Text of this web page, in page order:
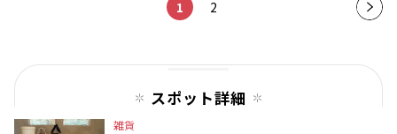
1 2
次の
スポット詳細
雑貨